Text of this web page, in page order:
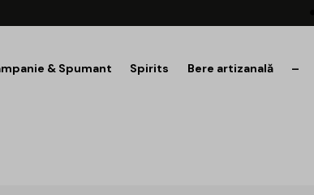
& Spumant Spirits Bere artizanală –